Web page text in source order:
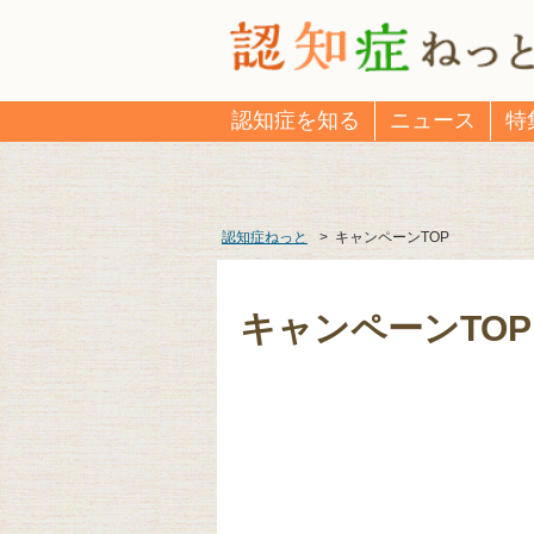
認知症を知る ニュース 特
認知症ねっと > キャンペーンTOP
キャンペーンTOP